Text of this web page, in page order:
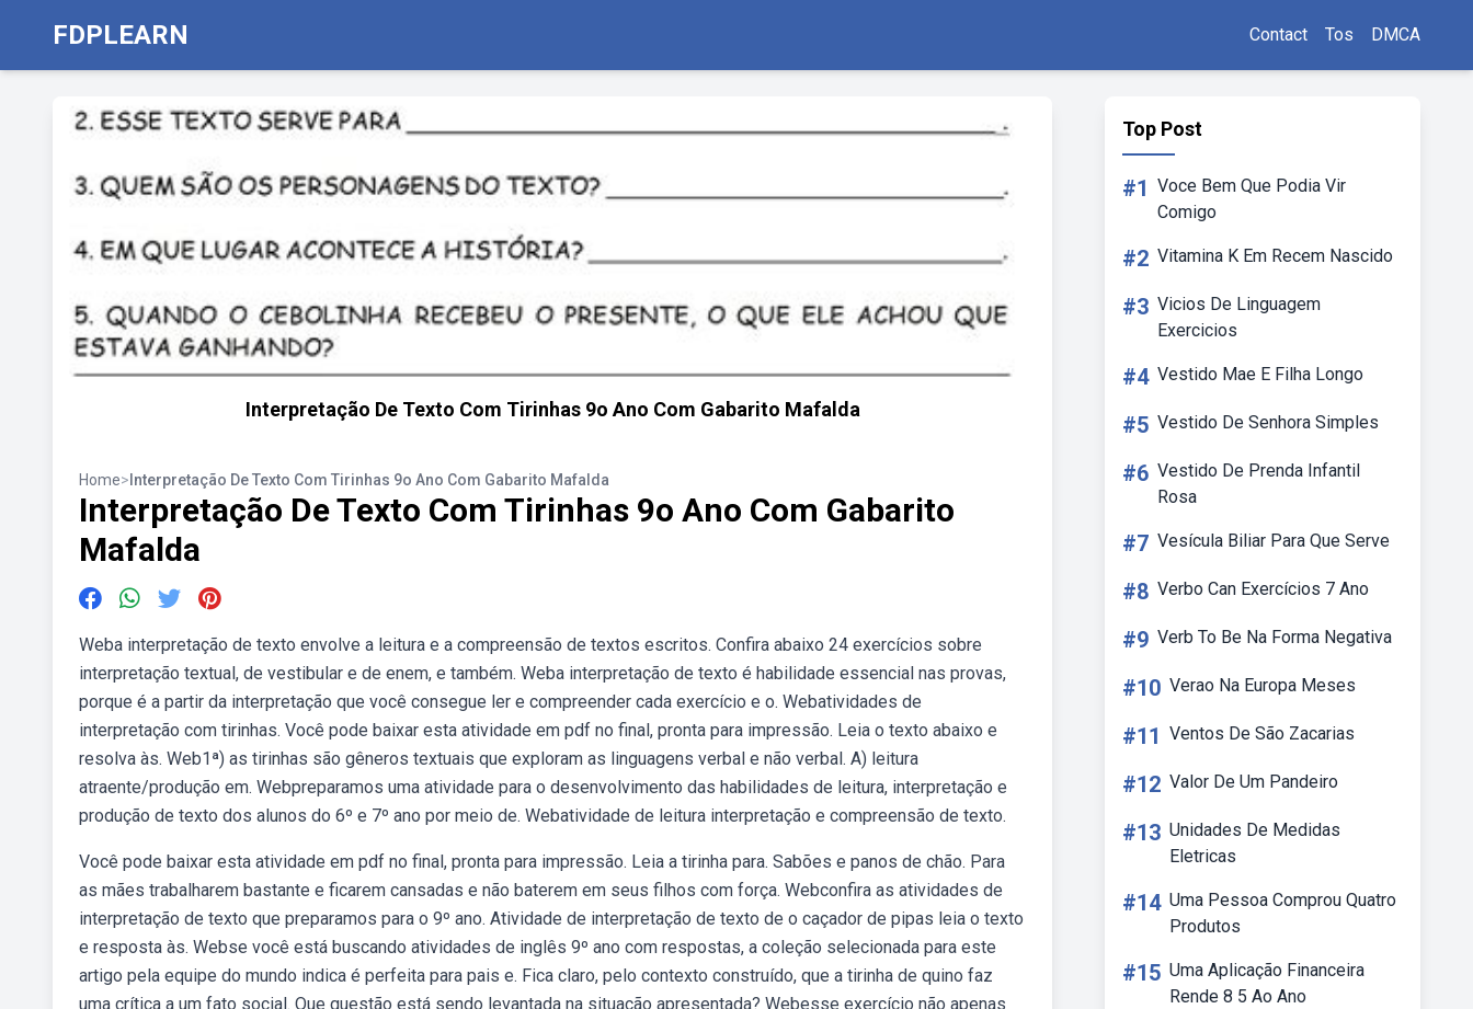
FDPLEARN Contact Tos DMCA
Interpretação De Texto Com Tirinhas 9o Ano Com Gabarito Mafalda
Home> Interpretação De Texto Com Tirinhas 9o Ano Com Gabarito Mafalda
Interpretação De Texto Com Tirinhas 9o Ano Com Gabarito
Mafalda
Weba interpretação de texto envolve a leitura e a compreensão de textos escritos. Confira abaixo 24 exercícios sobre
interpretação textual, de vestibular e de enem, e também. Weba interpretação de texto é habilidade essencial nas provas,
porque é a partir da interpretação que você consegue ler e compreender cada exercício e o. Webatividades de
interpretação com tirinhas. Você pode baixar esta atividade em pdf no final, pronta para impressão. Leia o texto abaixo e
resolva às. Web1ª) as tirinhas são gêneros textuais que exploram as linguagens verbal e não verbal. A) leitura
atraente/produção em. Webpreparamos uma atividade para o desenvolvimento das habilidades de leitura, interpretação e
produção de texto dos alunos do 6º e 7º ano por meio de. Webatividade de leitura interpretação e compreensão de texto.
Você pode baixar esta atividade em pdf no final, pronta para impressão. Leia a tirinha para. Sabões e panos de chão. Para
as mães trabalharem bastante e ficarem cansadas e não baterem em seus filhos com força. Webconfira as atividades de
interpretação de texto que preparamos para o 9º ano. Atividade de interpretação de texto de o caçador de pipas leia o texto
e resposta às. Webse você está buscando atividades de inglês 9º ano com respostas, a coleção selecionada para este
artigo pela equipe do mundo indica é perfeita para pais e. Fica claro, pelo contexto construído, que a tirinha de quino faz
uma crítica a um fato social. Que questão está sendo levantada na situação apresentada? Webesse exercício não apenas
Top Post
#1 Voce Bem Que Podia Vir
Comigo
#2 Vitamina K Em Recem Nascido
#3 Vicios De Linguagem
Exercicios
#4 Vestido Mae E Filha Longo
#5 Vestido De Senhora Simples
#6 Vestido De Prenda Infantil
Rosa
#7 Vesícula Biliar Para Que Serve
#8 Verbo Can Exercícios 7 Ano
#9 Verb To Be Na Forma Negativa
#10 Verao Na Europa Meses
#11 Ventos De São Zacarias
#12 Valor De Um Pandeiro
#13 Unidades De Medidas
Eletricas
#14 Uma Pessoa Comprou Quatro
Produtos
#15 Uma Aplicação Financeira
Rende 8 5 Ao Ano